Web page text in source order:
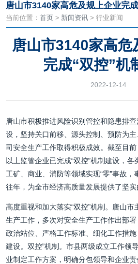
唐山市3140家高危及规上企业完
当前位置： 首页 > 新闻资讯 > 行业新闻
唐山市3140家高危
完成“双控”机
2022-12-14
唐山市积极推进风险识别管控和隐患排
设，坚持关口前移、源头控制、预防为
司安全生产工作取得积极成效。截至目
以上监管企业已完成“双控”机制建设，各
工矿、商业、消防等领域实现“零”事故，
往年，为全市经济高质量发展提供了坚实
高度重视和加大落实“双控”机制。唐山市
生产工作，多次对安全生产工作作出部
政治站位、严格工作标准、细化工作措施
建设。双控”机制。市县两级成立工作领
业制定工作方案，明确分包领导和企业